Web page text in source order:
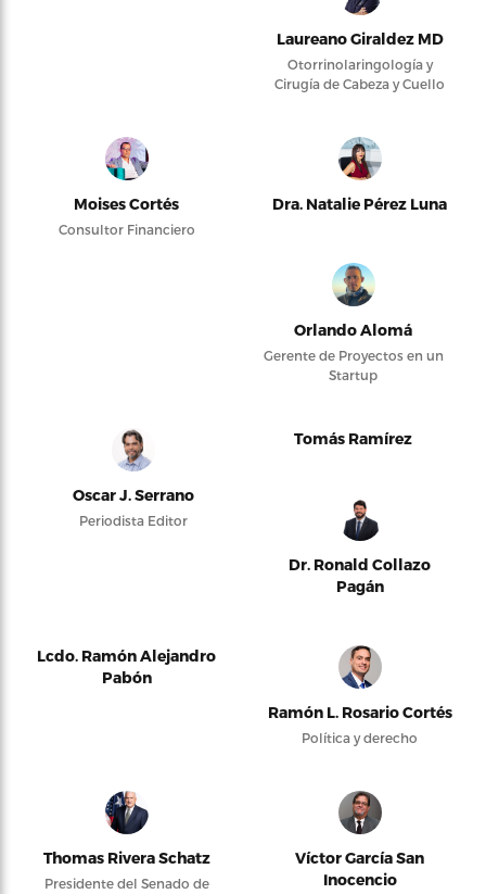
Laureano Giraldez MD
Otorrinolaringología y
Cirugía de Cabeza y Cuello
Moises Cortés
Consultor Financiero
Dra. Natalie Pérez Luna
Orlando Alomá
Gerente de Proyectos en un
Startup
Oscar J. Serrano
Periodista Editor
Tomás Ramírez
Dr. Ronald Collazo
Pagán
Lcdo. Ramón Alejandro
Pabón
Ramón L. Rosario Cortés
Política y derecho
Thomas Rivera Schatz
Presidente del Senado de
Víctor García San
Inocencio